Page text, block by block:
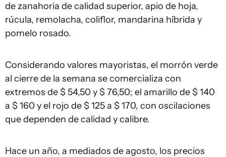
de zanahoria de calidad superior, apio de hoja,
rúcula, remolacha, coliflor, mandarina híbrida y
pomelo rosado.
Considerando valores mayoristas, el morrón verde
al cierre de la semana se comercializa con
extremos de $ 54,50 y $ 76,50; el amarillo de $ 140
a $ 160 y el rojo de $ 125 a $ 170, con oscilaciones
que dependen de calidad y calibre.
Hace un año, a mediados de agosto, los precios